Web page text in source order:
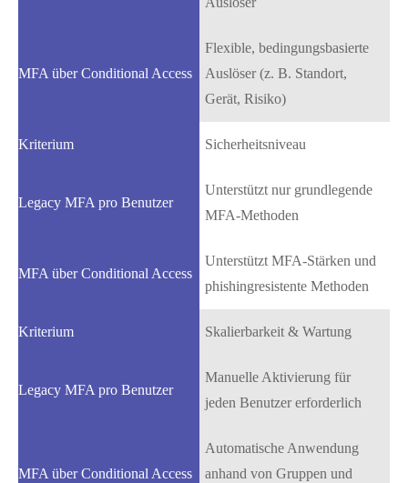
Flexible, bedingungsbasierte
Auslöser (z. B. Standort,
Gerät, Risiko)
Sicherheitsniveau
Unterstützt nur grundlegende
MFA-Methoden
Unterstützt MFA-Stärken und
phishingresistente Methoden
Skalierbarkeit & Wartung
Manuelle Aktivierung für
jeden Benutzer erforderlich
Automatische Anwendung
anhand von Gruppen und